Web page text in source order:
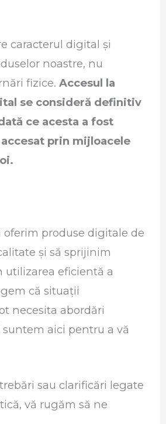
caracterul digital și
noastre, nu
fizice.Accesul la
se consideră definitiv
ce acesta a fost
prin mijloacele
oferim produse digitale de
și să sprijinim
eficientă a
că situații
necesita abordări
aici pentru a vă
sau clarificări legate
vă rugăm să ne